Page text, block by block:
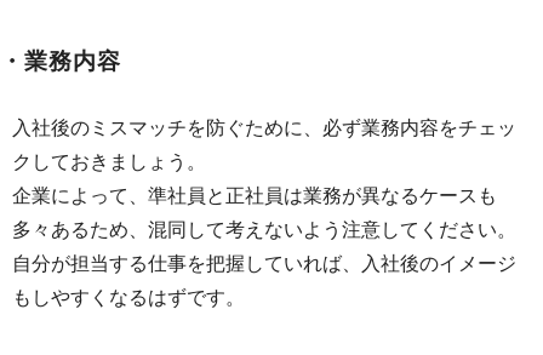
・業務内容
入社後のミスマッチを防ぐために、必ず業務内容をチェッ
クしておきましょう。
企業によって、準社員と正社員は業務が異なるケースも
多々あるため、混同して考えないよう注意してください。
自分が担当する仕事を把握していれば、入社後のイメージ
もしやすくなるはずです。